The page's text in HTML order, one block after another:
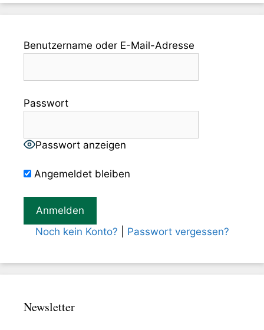
Benutzername oder E-Mail-Adresse
Passwort
Passwort anzeigen
Angemeldet bleiben
Noch kein Konto? Passwort vergessen?
Newsletter